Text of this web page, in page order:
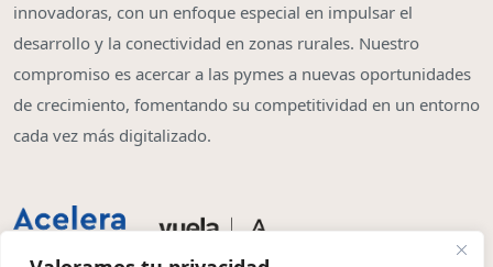
innovadoras, con un enfoque especial en impulsar el
desarrollo y la conectividad en zonas rurales. Nuestro
compromiso es acercar a las pymes a nuevas oportunidades
de crecimiento, fomentando su competitividad en un entorno
cada vez más digitalizado.